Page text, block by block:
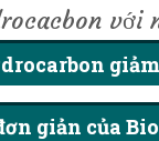
với
giản của